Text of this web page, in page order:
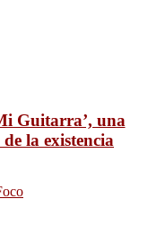
Guitarra’, una
la existencia